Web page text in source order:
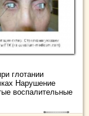
глотании
Нарушение
воспалительные